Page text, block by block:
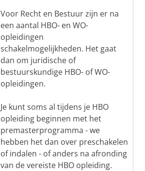
Voor Recht en Bestuur zijn er na
een aantal HBO- en WO-
opleidingen
schakelmogelijkheden. Het gaat
dan om juridische of
bestuurskundige HBO- of WO-
opleidingen.
Je kunt soms al tijdens je HBO
opleiding beginnen met het
premasterprogramma - we
hebben het dan over preschakelen
of indalen - of anders na afronding
van de vereiste HBO opleiding.